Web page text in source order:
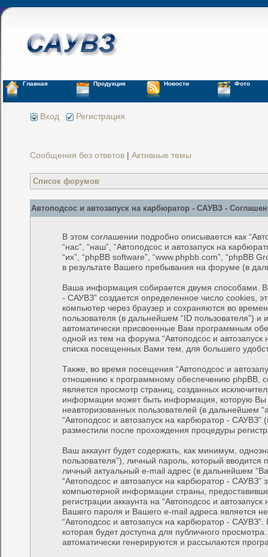
Главная Продукция Новости Фото
Вход Регистрация
Сообщения без ответов |Активные темы
Список форумов
Автоподсос и автозапуск на карбюратор - САУВЗ -
В этом соглашении подробно описывается как
“нас”, “наш”, “Автоподсос и автозапуск на
“их”, “phpBB software”, “www.phpbb.com”,
в результате Вашего пребывания на форуме (в
Ваша информация собирается двумя способами.
- САУВЗ” создается определенное число cookies,
компьютер через браузер и сохраняются во
пользователя (в дальнейшем “ID пользователя”)
автоматически присвоенные Вам программным
одной из тем на форума “Автоподсос и
списка посещенных Вами тем, для большего
Также, во время посещения “Автоподсос и
отношению к программному обеспечению phpBB,
является просмотр страниц, созданных
информации может быть информация, которую Вы
неавторизованных пользователей (в дальнейшем
“Автоподсос и автозапуск на карбюратор -
разместили после прохождения процедуры
Ваш аккаунт будет содержать, как минимум,
пользователя”), личный пароль, который
личный актуальный e-mail адрес (в дальнейшем
“Автоподсос и автозапуск на карбюратор -
компьютерной информации страны,
регистрации аккаунта на “Автоподсос и
Вашего пароля и Вашего e-mail адреса является
“Автоподсос и автозапуск на карбюратор -
которая будет доступна для публичного
автоматически генерируются и рассылаются